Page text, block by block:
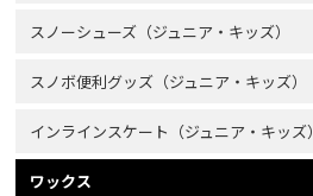
スノーシューズ（ジュニア・キッズ）
スノボ便利グッズ（ジュニア・キッズ）
インラインスケート（ジュニア・キッズ）
ワックス